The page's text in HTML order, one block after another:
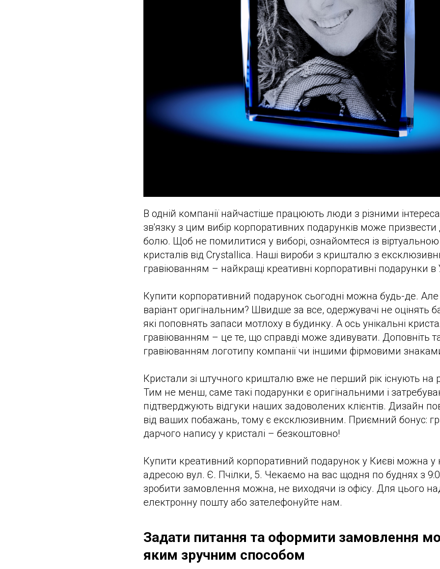
В одній компанії найчастіше працюють люди з різними
зв'язку з цим вибір корпоративних подарунків може призвести
болю. Щоб не помилитися у виборі, ознайомтеся із
кристалів від Crystallica. Наші вироби з кришталю з
гравіюванням – найкращі креативні корпоративні подарунки в
Купити корпоративний подарунок сьогодні можна будь-де.
варіант оригінальним? Швидше за все, одержувачі не оцінять
які поповнять запаси мотлоху в будинку. А ось унікальні
гравіюванням – це те, що справді може здивувати. Доповніть
гравіюванням логотипу компанії чи іншими фірмовими
Кристали зі штучного кришталю вже не перший рік існують на
Тим не менш, саме такі подарунки є оригінальними і
підтверджують відгуки наших задоволених клієнтів. Дизайн
від ваших побажань, тому є ексклюзивним. Приємний бонус:
дарчого напису у кристалі – безкоштовно!
Купити креативний корпоративний подарунок у Києві можна у
адресою вул. Є. Пчілки, 5. Чекаємо на вас щодня по буднях з
зробити замовлення можна, не виходячи із офісу. Для цього
електронну пошту або зателефонуйте нам.
Задати питання та оформити замовлення
яким зручним способом